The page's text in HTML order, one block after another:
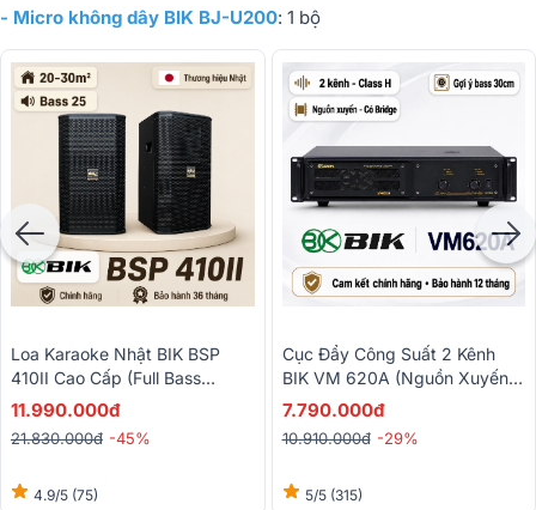
- Micro không dây BIK BJ-U200: 1 bộ
Loa Karaoke Nhật BIK BSP
410II Cao Cấp (Full Bass
25cm)
11.990.000đ
21.830.000đ -45%
4.9/5 (75)
Cục Đẩy Công Suất 2 Kênh
BIK VM 620A (Nguồn Xuyến,
Class H, 600W)
7.790.000đ
10.910.000đ -29%
5/5 (315)